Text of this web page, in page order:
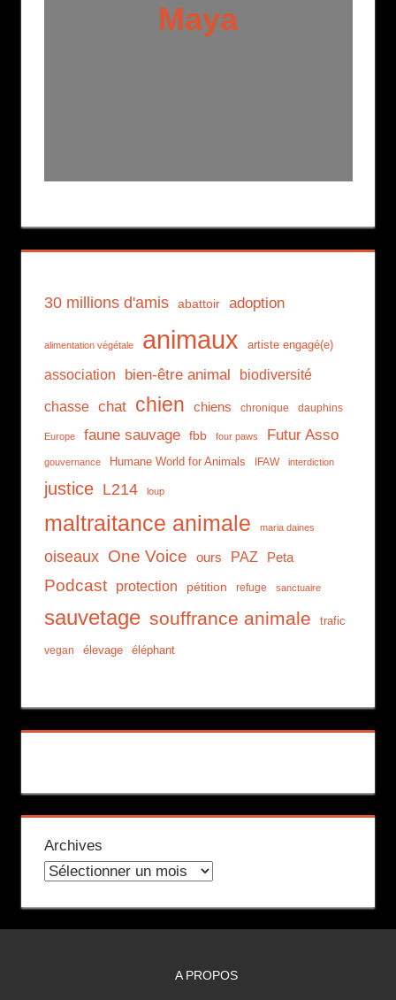
Maya
30 millions d'amis abattoir adoption
alimentation végétale animaux artiste engagé(e)
association bien-être animal biodiversité
chasse chat chien chiens chronique dauphins
Europe faune sauvage fbb four paws Futur Asso
gouvernance Humane World for Animals IFAW interdiction
justice L214 loup
maltraitance animale maria daines
oiseaux One Voice ours PAZ Peta
Podcast protection pétition refuge sanctuaire
sauvetage souffrance animale trafic
vegan élevage éléphant
Archives
A PROPOS